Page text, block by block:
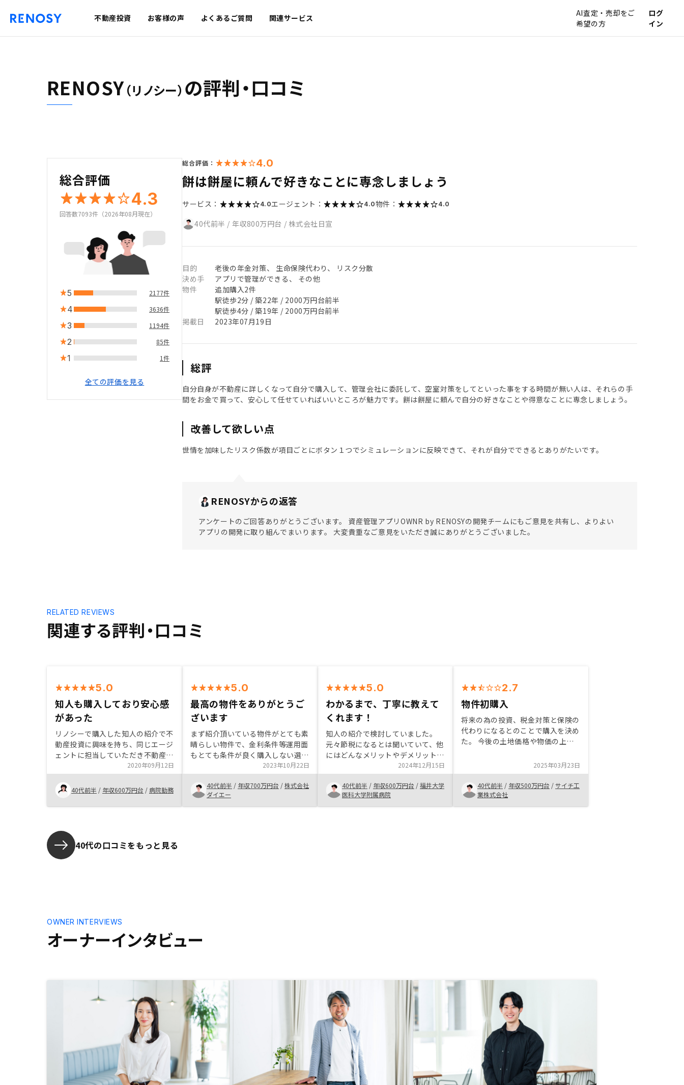
不動産投資 お客様の声 よくあるご質問 関連サービス
AI査定・売却をご
希望の方
ログ
イン
RENOSY（リノシー） の評判・口コミ
総合評価
4.3
回答数7093件（2026年08月現在）
5 2177件
4 3636件
3 1194件
2 85件
1 1件
全ての評価を見る
総合評価： 4.0
餅は餅屋に頼んで好きなことに専念しましょう
サービス： 4.0エージェント： 4.0物件： 4.0
40代前半 / 年収800万円台 / 株式会社日宣
目的
老後の年金対策、 生命保険代わり、 リスク分散
決め手
アプリで管理ができる、 その他
物件
追加購入2件
駅徒歩2分 / 築22年 / 2000万円台前半
駅徒歩4分 / 築19年 / 2000万円台前半
掲載日
2023年07月19日
総評
自分自身が不動産に詳しくなって自分で購入して、管理会社に委託して、空室対策をしてといった事をする時間が無い人は、それらの手
間をお金で買って、安心して任せていればいいところが魅力です。餅は餅屋に頼んで自分の好きなことや得意なことに専念しましょう。
改善して欲しい点
世情を加味したリスク係数が項目ごとにボタン１つでシミュレーションに反映できて、それが自分でできるとありがたいです。
RENOSYからの返答
アンケートのご回答ありがとうございます。 資産管理アプリOWNR by RENOSYの開発チームにもご意見を共有し、よりよい
アプリの開発に取り組んでまいります。 大変貴重なご意見をいただき誠にありがとうございました。
関連する評判・口コミ
RELATED REVIEWS
5.0
知人も購入しており安心感
があった
リノシーで購入した知人の紹介で不
動産投資に興味を持ち、同じエージ
ェントに担当していただき不動産投
資初心者にも分かりやすく教えてい
ただきました。知人が購入している
ところにも安心感があり、他社でも
お話、説明いただきましたが、販売
のみならず管理体制やテクノロジー
将来性を感じリノシーでの購入を決
意いたしました。 大阪在住で関東
に居住したこともなく土地勘がない
ため、物件選びもエージェントの方
イスいただけたら良かったかなと思
います。
2020年09月12日
40代前半 / 年収600万円台 /病院勤務
5.0
最高の物件をありがとうご
ざいます
まず紹介頂いている物件がとても素
晴らしい物件で、金利条件等運用面
もとても条件が良く購入しない選択
肢が見つかりませんでした そして
何より担当が親身になっていただい
ており熱心でいつも丁寧に会話いた
だいており安心して利用させて頂い
ております
2023年10月22日
40代前半 / 年収700万円台 /株式会社
ダイエー
5.0
わかるまで、丁寧に教えて
くれます！
知人の紹介で検討していました。
元々節税になるとは聞いていて、他
にはどんなメリットやデメリットが
あるのだろうと自分なりに調べてい
ましたが、よく分からず。結局決め
手となったのは、担当してくれた人
が詳細に尚且つ丁寧に説明をしてく
れ、質問にも丁寧に返答してくれ
2024年12月15日
40代前半 / 年収600万円台 /福井大学
医科大学附属病院
2.7
物件初購入
将来の為の投資、税金対策と保険の
代わりになるとのことで購入を決め
た。 今後の土地価格や物価の上昇
た。 まだ、物件を購入した実感は
湧かないですが、将来の計画で物件
の売却時に全てがわかるのかなって
感じです。
2025年03月23日
40代前半 / 年収500万円台 /サイチ工
業株式会社
40代の口コミをもっと見る
オーナーインタビュー
OWNER INTERVIEWS